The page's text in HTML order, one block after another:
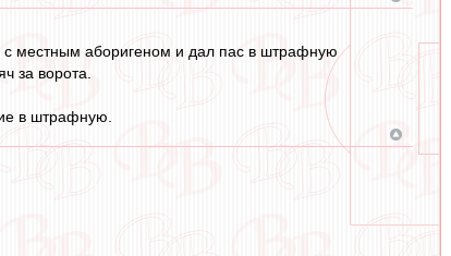
с местным аборигеном и дал пас в штрафную
за ворота.
в штрафную.